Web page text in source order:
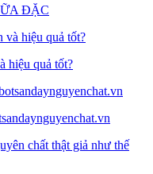
ĐẶC
hiệu quả tốt?